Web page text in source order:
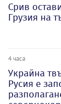
Срив
Грузия на
4 часа
Украйна
Русия е